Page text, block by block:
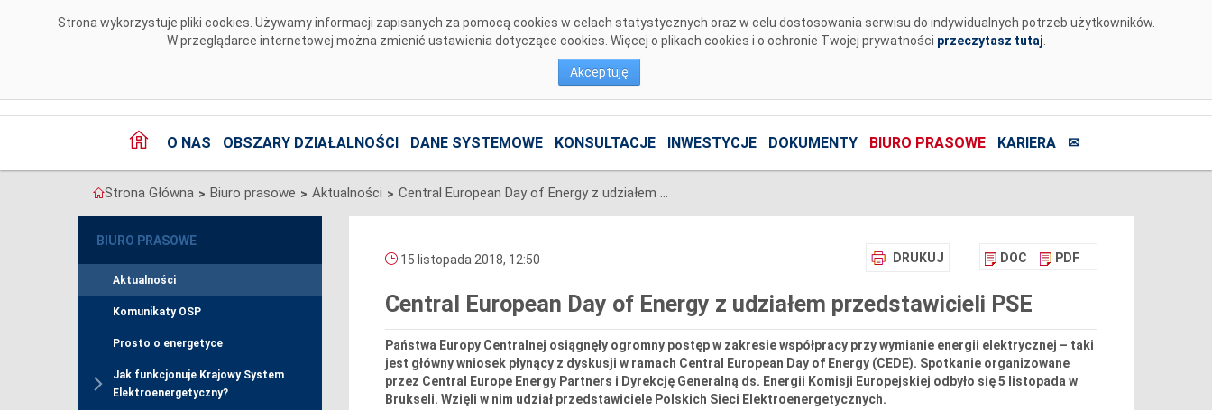
Strona wykorzystuje pliki cookies. Używamy informacji zapisanych za pomocą cookies w celach statystycznych oraz w celu dostosowania serwisu do indywidualnych potrzeb użytkowników.
W przeglądarce internetowej można zmienić ustawienia dotyczące cookies. Więcej o plikach cookies i o ochronie Twojej prywatności przeczytasz tutaj
Akceptuję
O NAS OBSZARY DZIAŁALNOŚCI DANE SYSTEMOWE KONSULTACJE INWESTYCJE DOKUMENTY BIURO PRASOWE KARIERA ✉
Strona Główna > Biuro prasowe > Aktualności > Central European Day of Energy z udziałem przedstawicieli PSE
BIURO PRASOWE
Aktualności
Komunikaty OSP
Prosto o energetyce
Jak funkcjonuje Krajowy System
Elektroenergetyczny?
DRUKUJ DOC PDF
15 listopada 2018, 12:50
Central European Day of Energy z udziałem przedstawicieli PSE
Państwa Europy Centralnej osiągnęły ogromny postęp w zakresie współpracy przy wymianie energii elektrycznej – taki
jest główny wniosek płynący z dyskusji w ramach Central European Day of Energy (CEDE). Spotkanie organizowane
przez Central Europe Energy Partners i Dyrekcję Generalną ds. Energii Komisji Europejskiej odbyło się 5 listopada w
Brukseli. Wzięli w nim udział przedstawiciele Polskich Sieci Elektroenergetycznych.